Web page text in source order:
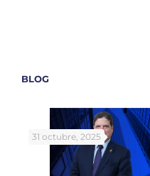
BLOG
31 octubre, 2025